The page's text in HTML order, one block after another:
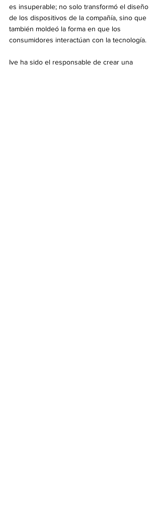
es insuperable; no solo transformó el diseño
de los dispositivos de la compañía, sino que
también moldeó la forma en que los
consumidores interactúan con la tecnología.
Ive ha sido el responsable de crear una